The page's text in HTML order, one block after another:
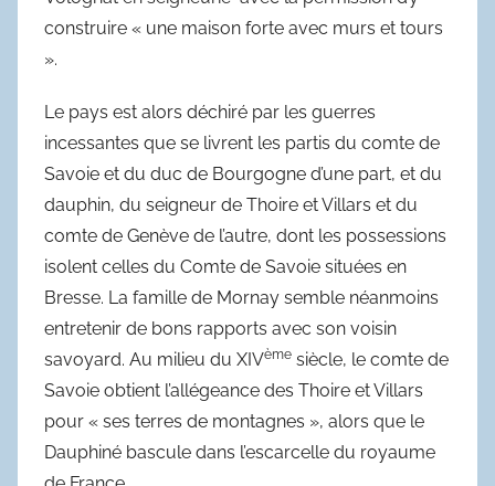
construire « une maison forte avec murs et tours
».
Le pays est alors déchiré par les guerres
incessantes que se livrent les partis du comte de
Savoie et du duc de Bourgogne d’une part, et du
dauphin, du seigneur de Thoire et Villars et du
comte de Genève de l’autre, dont les possessions
isolent celles du Comte de Savoie situées en
Bresse. La famille de Mornay semble néanmoins
entretenir de bons rapports avec son voisin
savoyard. Au milieu du XIVème siècle, le comte de
Savoie obtient l’allégeance des Thoire et Villars
pour « ses terres de montagnes », alors que le
Dauphiné bascule dans l’escarcelle du royaume